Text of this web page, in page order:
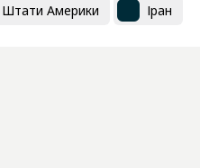
Штати Америки
Іран